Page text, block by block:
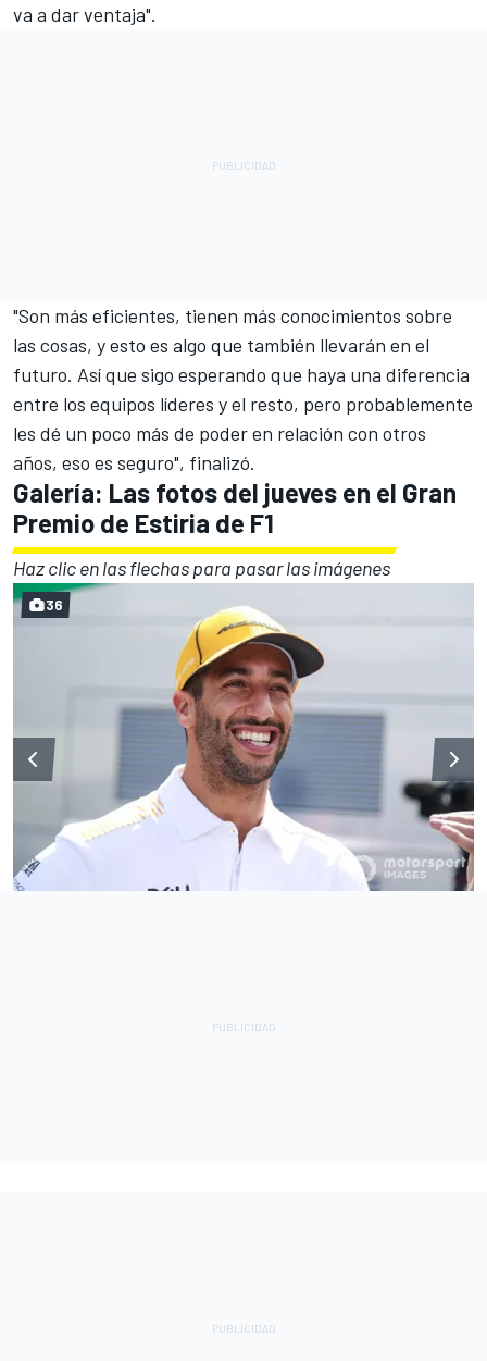
va a dar ventaja".
"Son más eficientes, tienen más conocimientos sobre
las cosas, y esto es algo que también llevarán en el
futuro. Así que sigo esperando que haya una diferencia
entre los equipos líderes y el resto, pero probablemente
les dé un poco más de poder en relación con otros
años, eso es seguro", finalizó.
Galería: Las fotos del jueves en el Gran
Premio de Estiria de F1
Haz clic en las flechas para pasar las imágenes
36